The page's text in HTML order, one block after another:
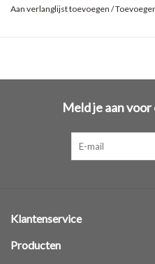
Aan verlanglijst toevoegen /
Meld je aan
Klantenservice
Producten